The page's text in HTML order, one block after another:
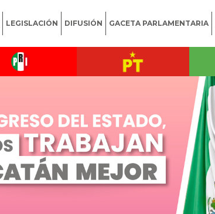
LEGISLACIÓN DIFUSIÓN GACETA PARLAMENTARIA